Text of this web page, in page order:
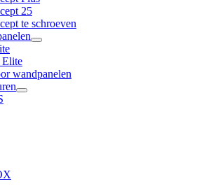
25
te schroeven
Elite
wandpanelen